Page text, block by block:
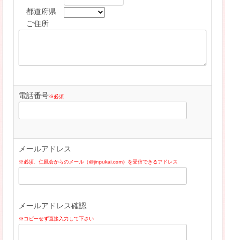
都道府県
ご住所
電話番号※必須
メールアドレス
※必須、仁風会からのメール（@jinpukai.com）を受信できるアドレス
メールアドレス確認
※コピーせず直接入力して下さい